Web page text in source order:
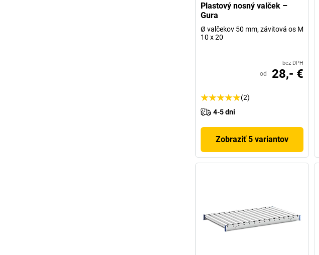
Plastový nosný valček –
Gura
Ø valčekov 50 mm, závitová os M
10 x 20
bez DPH
od 28,- €
(2)
4-5 dni
Zobraziť 5 variantov